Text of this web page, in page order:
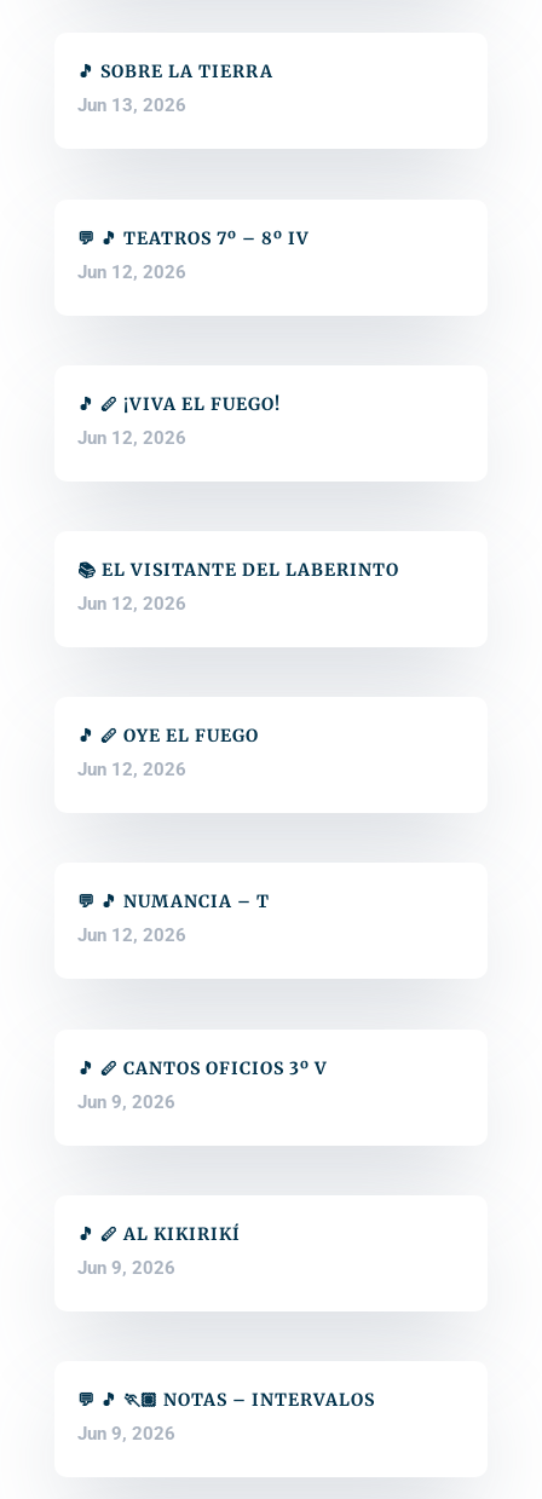
🎵 SOBRE LA TIERRA
Jun 13, 2026
💬 🎵 TEATROS 7º – 8º IV
Jun 12, 2026
🎵 🪈 ¡VIVA EL FUEGO!
Jun 12, 2026
📚 EL VISITANTE DEL LABERINTO
Jun 12, 2026
🎵 🪈 OYE EL FUEGO
Jun 12, 2026
💬 🎵 NUMANCIA – T
Jun 12, 2026
🎵 🪈 CANTOS OFICIOS 3º V
Jun 9, 2026
🎵 🪈 AL KIKIRIKÍ
Jun 9, 2026
💬 🎵 🏃🏽 NOTAS – INTERVALOS
Jun 9, 2026